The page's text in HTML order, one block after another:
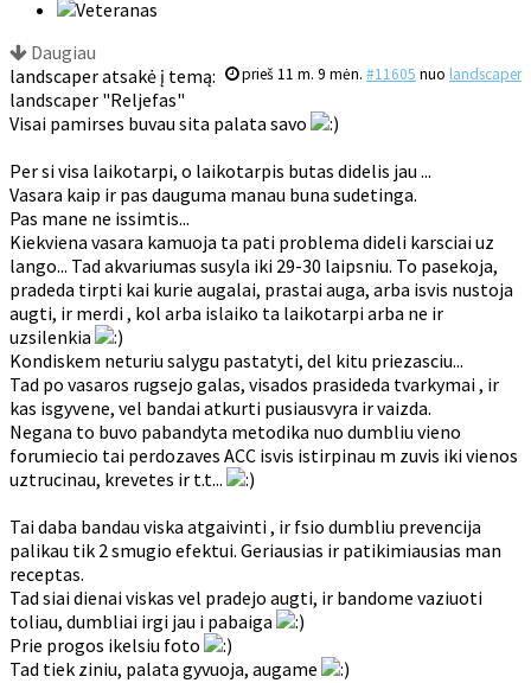
Daugiau
prieš 11 m. 9 mėn. #11605 nuo landscaper
landscaper atsakė į temą:
landscaper "Reljefas"
Visai pamirses buvau sita palata savo
Per si visa laikotarpi, o laikotarpis butas didelis jau ...
Vasara kaip ir pas dauguma manau buna sudetinga.
Pas mane ne issimtis...
Kiekviena vasara kamuoja ta pati problema dideli karsciai uz
lango... Tad akvariumas susyla iki 29-30 laipsniu. To pasekoja,
pradeda tirpti kai kurie augalai, prastai auga, arba isvis nustoja
augti, ir merdi , kol arba islaiko ta laikotarpi arba ne ir
uzsilenkia
Kondiskem neturiu salygu pastatyti, del kitu priezasciu...
Tad po vasaros rugsejo galas, visados prasideda tvarkymai , ir
kas isgyvene, vel bandai atkurti pusiausvyra ir vaizda.
Negana to buvo pabandyta metodika nuo dumbliu vieno
forumiecio tai perdozaves ACC isvis istirpinau m zuvis iki vienos
uztrucinau, krevetes ir t.t...
Tai daba bandau viska atgaivinti , ir fsio dumbliu prevencija
palikau tik 2 smugio efektui. Geriausias ir patikimiausias man
receptas.
Tad siai dienai viskas vel pradejo augti, ir bandome vaziuoti
toliau, dumbliai irgi jau i pabaiga
Prie progos ikelsiu foto
Tad tiek ziniu, palata gyvuoja, augame